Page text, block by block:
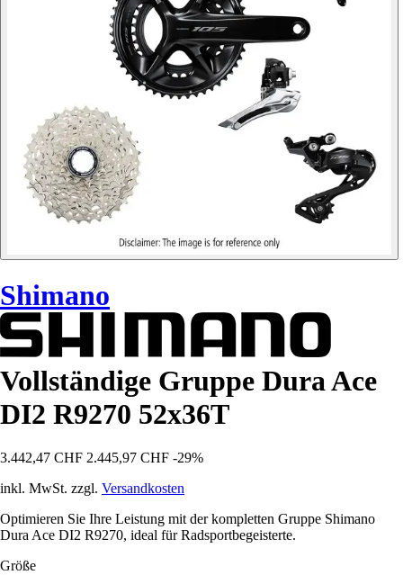
Shimano
Vollständige Gruppe Dura Ace
DI2 R9270 52x36T
3.442,47 CHF 2.445,97 CHF -29%
inkl. MwSt. zzgl. Versandkosten
Optimieren Sie Ihre Leistung mit der kompletten Gruppe Shimano
Dura Ace DI2 R9270, ideal für Radsportbegeisterte.
Größe